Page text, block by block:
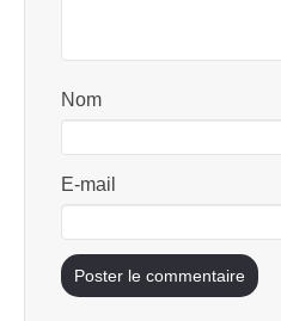
Nom
E-mail